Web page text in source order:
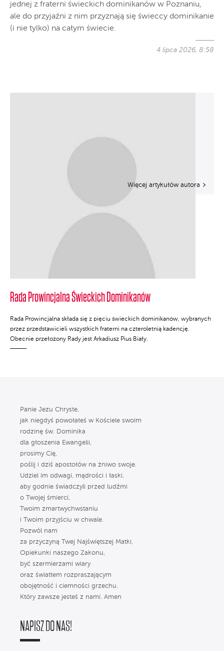
jednej z fraterni świeckich dominikanów w Poznaniu,
ale do przyjaźni z nim przyznają się świeccy dominikanie
(i nie tylko) na całym świecie.
4 lipca 2026, 8:58
Rada Prowincjalna Świeckich Dominikanów
Rada Prowincjalna składa się z pięciu świeckich dominikanów, wybranych
przez przedstawicieli wszystkich fraterni na czteroletnią kadencję.
Obecnie przełożony Rady jest Arkadiusz Pius Biały.
Więcej artykułów autora
Panie Jezu Chryste,
jak niegdyś powołałeś w Kościele swoim
rodzinę św. Dominika
dla głoszenia Ewangelii,
prosimy Cię,
poślij i dziś apostołów na żniwo swoje.
Udziel im odwagi, mądrości i łaski,
aby godnie świadczyli przed ludźmi
o Twojej śmierci,
Twoim zmartwychwstaniu
i Twoim przyjściu w chwale.
Pozwól nam
za przyczyną Twej Najświętszej Matki,
Opiekunki naszego Zakonu,
być szermierzami wiary
oraz światłem rozpraszającym
obojętność i ciemności grzechu.
Który zawsze jesteś z nami. Amen
NAPISZ DO NAS!